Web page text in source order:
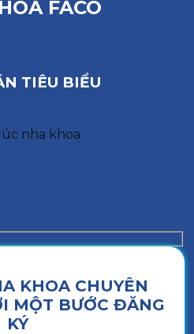
FACO
TIÊU BIỂU
KHOA CHUYÊN
MỘT BƯỚC ĐĂNG
KÝ